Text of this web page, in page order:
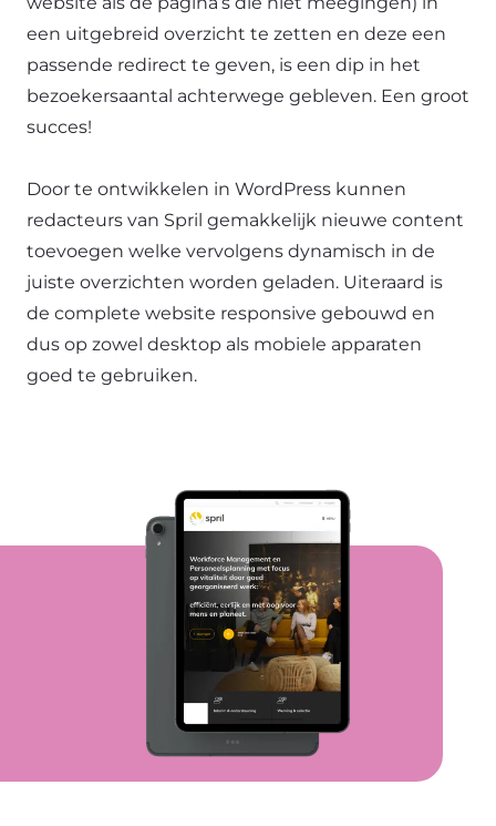
een uitgebreid overzicht te zetten en deze een
passende redirect te geven, is een dip in het
bezoekersaantal achterwege gebleven. Een groot
succes!
Door te ontwikkelen in WordPress kunnen
redacteurs van Spril gemakkelijk nieuwe content
toevoegen welke vervolgens dynamisch in de
juiste overzichten worden geladen. Uiteraard is
de complete website responsive gebouwd en
dus op zowel desktop als mobiele apparaten
goed te gebruiken.